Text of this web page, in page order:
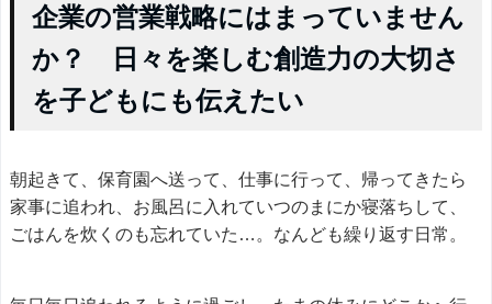
企業の営業戦略にはまっていません
か？ 日々を楽しむ創造力の大切さ
を子どもにも伝えたい
朝起きて、保育園へ送って、仕事に行って、帰ってきたら
家事に追われ、お風呂に入れていつのまにか寝落ちして、
ごはんを炊くのも忘れていた…。なんども繰り返す日常。